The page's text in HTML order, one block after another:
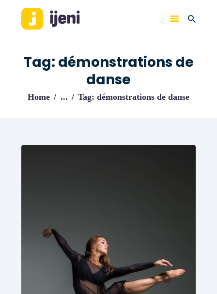
Tag: démonstrations de
danse
Home ... Tag: démonstrations de danse
ACCUEIL